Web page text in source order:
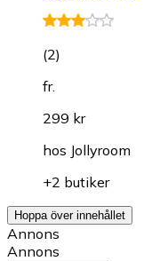
(2)
fr.
299 kr
hos Jollyroom
+2 butiker
Hoppa över innehållet
Annons
Annons